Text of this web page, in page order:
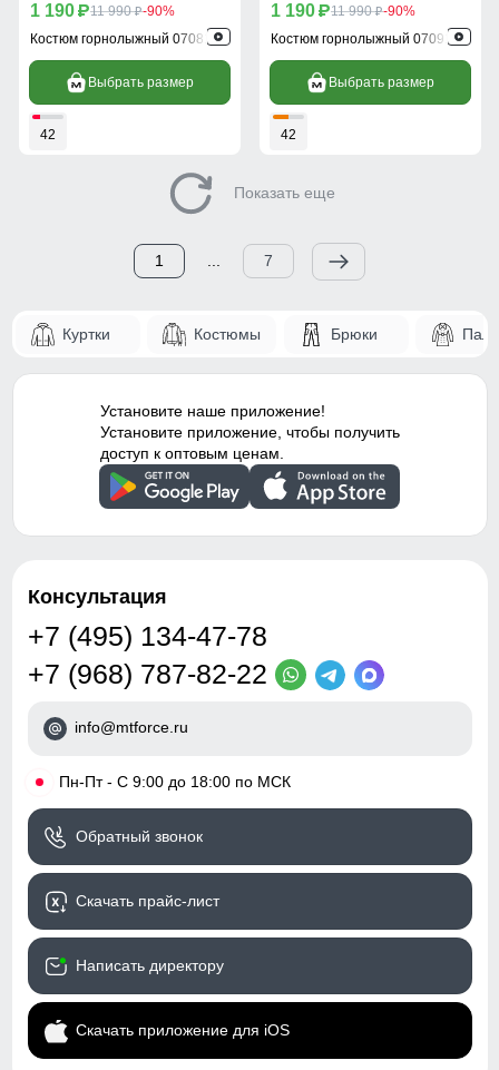
1 190 p11 990 p-90%
Костюм горнолыжный 07081J
Выбрать размер
42
1 190 p11 990 p-90%
Костюм горнолыжный 07091J
Выбрать размер
42
Показать еще
1 7
Куртки Костюмы Брюки
Установите наше приложение!
Установите приложение, чтобы получить
доступ к оптовым ценам.
Консультация
+7 (495) 134-47-78
+7 (968) 787-82-22
info@mtforce.ru
• Пн-Пт - С 9:00 до 18:00 по МСК
Обратный звонок
Скачать прайс-лист
Написать директору
Скачать приложение для iOS